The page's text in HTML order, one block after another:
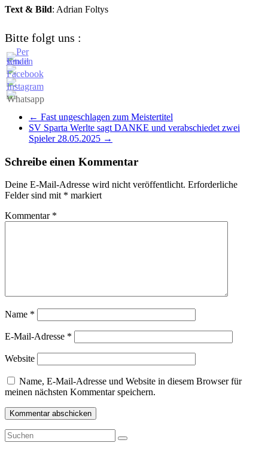
Text & Bild: Adrian Foltys
Bitte folgt uns :
← Fast ungeschlagen zum Meistertitel
SV Sparta Werlte sagt DANKE und verabschiedet zwei
Spieler 28.05.2025 →
Schreibe einen Kommentar
Deine E-Mail-Adresse wird nicht veröffentlicht. Erforderliche
Felder sind mit * markiert
Kommentar *
Name *
E-Mail-Adresse *
Website
Name, E-Mail-Adresse und Website in diesem Browser für
meinen nächsten Kommentar speichern.